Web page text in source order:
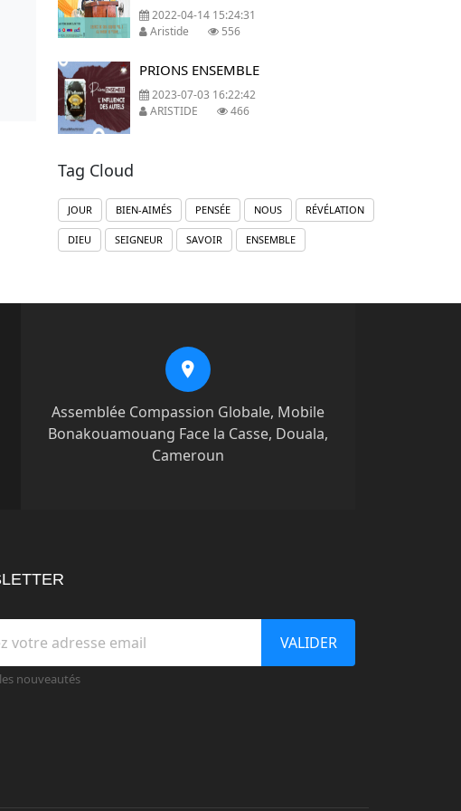
2022-04-14 15:24:31
Aristide
556
PRIONS ENSEMBLE
2023-07-03 16:22:42
ARISTIDE
466
Tag Cloud
JOUR BIEN-AIMÉS PENSÉE NOUS RÉVÉLATION
DIEU SEIGNEUR SAVOIR ENSEMBLE
Assemblée Compassion Globale, Mobile
Bonakouamouang Face la Casse, Douala,
Cameroun
VALIDER
nouveautés